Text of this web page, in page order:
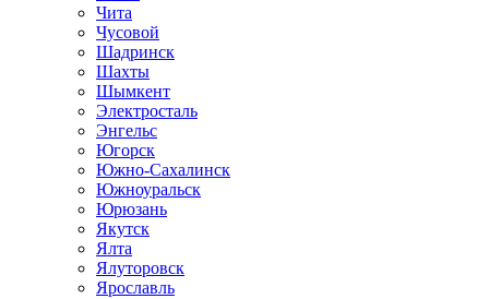
Чита
Чусовой
Шадринск
Шахты
Шымкент
Электросталь
Энгельс
Югорск
Южно-Сахалинск
Южноуральск
Юрюзань
Якутск
Ялта
Ялуторовск
Ярославль